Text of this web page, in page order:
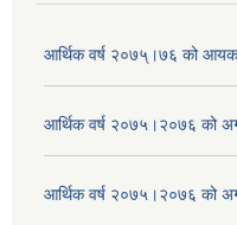
आर्थिक वर्ष २०७५्।७६ को
आर्थिक वर्ष २०७५।२०७६ को
आर्थिक वर्ष २०७५।२०७६ को